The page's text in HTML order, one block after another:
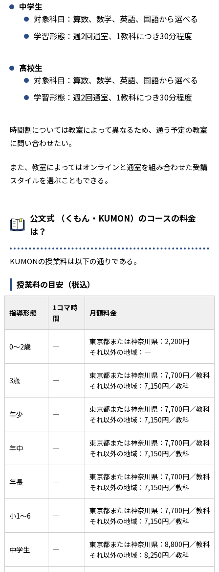
中学生
対象科目：算数、数学、英語、国語から選べる
学習形態：週2回通室、1教科につき30分程度
高校生
対象科目：算数、数学、英語、国語から選べる
学習形態：週2回通室、1教科につき30分程度
時間割については教室によって異なるため、通う予定の教室
に問い合わせたい。
また、教室によってはオンラインと通室を組み合わせた受講
スタイルを選ぶこともできる。
公文式 （くもん・KUMON）のコースの料金
は？
KUMONの授業料は以下の通りである。
授業料の目安（税込）
指導形態
1コマ時
間
月額料金
0〜2歳 ―
東京都または神奈川県：2,200円
それ以外の地域：―
3歳 ―
東京都または神奈川県：7,700円／教科
それ以外の地域：7,150円／教科
年少 ―
東京都または神奈川県：7,700円／教科
それ以外の地域：7,150円／教科
年中 ―
東京都または神奈川県：7,700円／教科
それ以外の地域：7,150円／教科
年長 ―
東京都または神奈川県：7,700円／教科
それ以外の地域：7,150円／教科
小1〜6 ―
東京都または神奈川県：7,700円／教科
それ以外の地域：7,150円／教科
中学生 ―
東京都または神奈川県：8,800円／教科
それ以外の地域：8,250円／教科